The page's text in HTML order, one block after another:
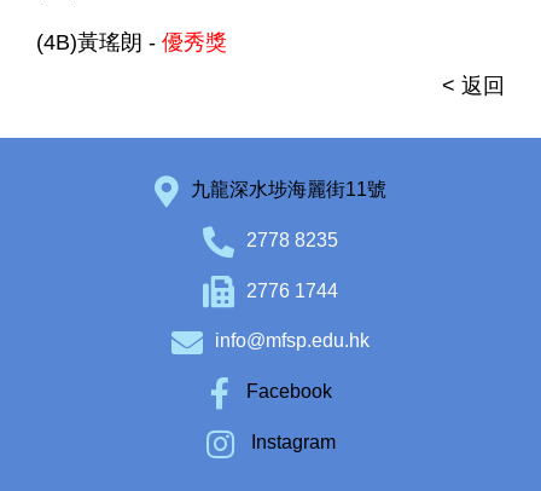
(4B)黃瑤朗 - 優秀獎
< 返回
九龍深水埗海麗街11號
2778 8235
2776 1744
info@mfsp.edu.hk
Facebook
Instagram